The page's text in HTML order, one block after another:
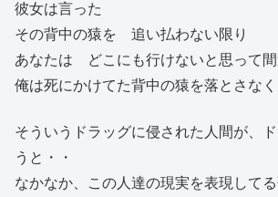
彼女は言った
その背中の猿を 追い払わない限り
あなたは どこにも行けないと思って間
俺は死にかけてた背中の猿を落とさなく
そういうドラッグに侵された人間が、
うと・・
なかなか、この人達の現実を表現して